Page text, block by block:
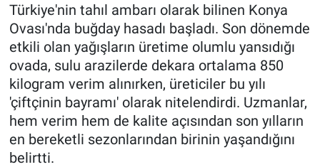
Türkiye'nin tahıl ambarı olarak bilinen Konya
Ovası'nda buğday hasadı başladı. Son dönemde
etkili olan yağışların üretime olumlu yansıdığı
ovada, sulu arazilerde dekara ortalama 850
kilogram verim alınırken, üreticiler bu yılı
'çiftçinin bayramı' olarak nitelendirdi. Uzmanlar,
hem verim hem de kalite açısından son yılların
en bereketli sezonlarından birinin yaşandığını
belirtti.
Son Dakika Haberleri
Haber Arşivi